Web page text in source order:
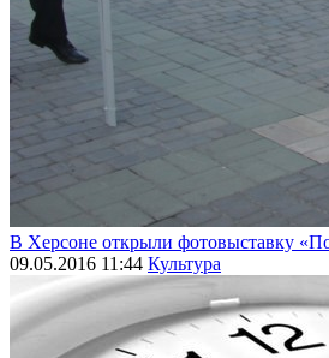
В Херсоне открыли фотовыставку
09.05.2016 11:44 Культура